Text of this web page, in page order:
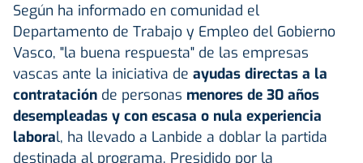
Según ha informado en comunidad el
Departamento de Trabajo y Empleo del Gobierno
Vasco, "la buena respuesta" de las empresas
vascas ante la iniciativa de ayudas directas a la
contratación de personas menores de 30 años
desempleadas y con escasa o nula experiencia
laboral, ha llevado a Lanbide a doblar la partida
destinada al programa. Presidido por la